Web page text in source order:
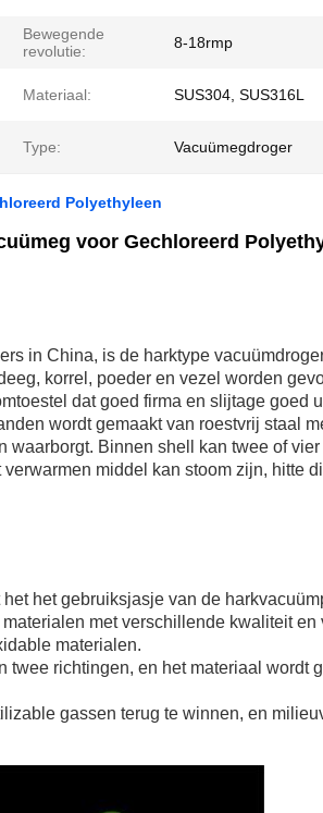
Bewegende
revolutie:
8-18rmp
Materiaal: SUS304, SUS316L
Type: Vacuümegdroger
Polyethyleen
voor Gechloreerd
in China, is de harktype
korrel, poeder en vezel worden
dat goed firma en slijtage goed
wordt gemaakt van roestvrij staal
Binnen shell kan twee of
middel kan stoom zijn, hitte
het gebruiksjasje van de
met verschillende kwaliteit
materialen.
richtingen, en het materiaal wordt
gassen terug te winnen, en